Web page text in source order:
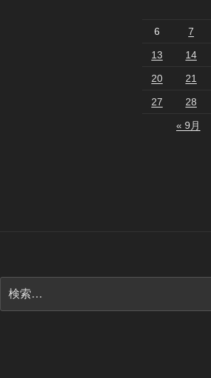
6 7
13 14
20 21
27 28
« 9月
索: